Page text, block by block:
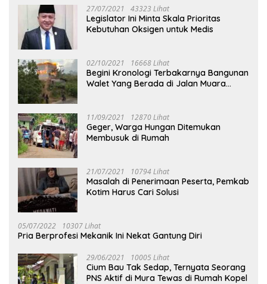
27/07/2021 43323 Lihat
Legislator Ini Minta Skala Prioritas
Kebutuhan Oksigen untuk Medis
02/10/2021 16668 Lihat
Begini Kronologi Terbakarnya Bangunan
Walet Yang Berada di Jalan Muara
11/09/2021 12870 Lihat
Geger, Warga Hungan Ditemukan
Membusuk di Rumah
21/07/2021 10794 Lihat
Masalah di Penerimaan Peserta, Pemkab
Kotim Harus Cari Solusi
05/07/2022 10307 Lihat
Pria Berprofesi Mekanik Ini Nekat Gantung Diri
29/06/2021 10005 Lihat
Cium Bau Tak Sedap, Ternyata Seorang
PNS Aktif di Mura Tewas di Rumah Kopel